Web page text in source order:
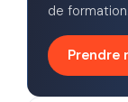
de formation.
Prendre